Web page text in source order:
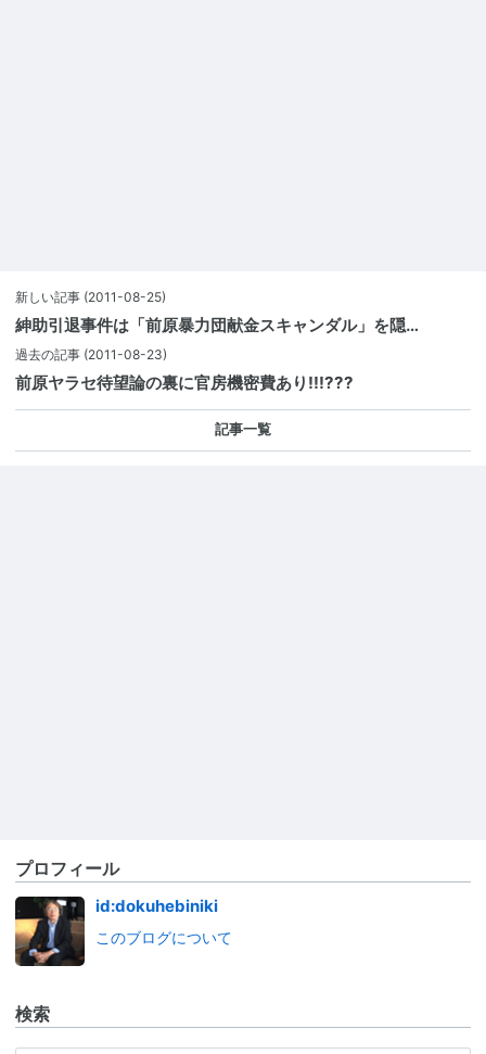
新しい記事 (2011-08-25)
紳助引退事件は「前原暴力団献金スキャンダル」を隠…
過去の記事 (2011-08-23)
前原ヤラセ待望論の裏に官房機密費あり!!!???
記事一覧
プロフィール
id:dokuhebiniki
このブログについて
検索